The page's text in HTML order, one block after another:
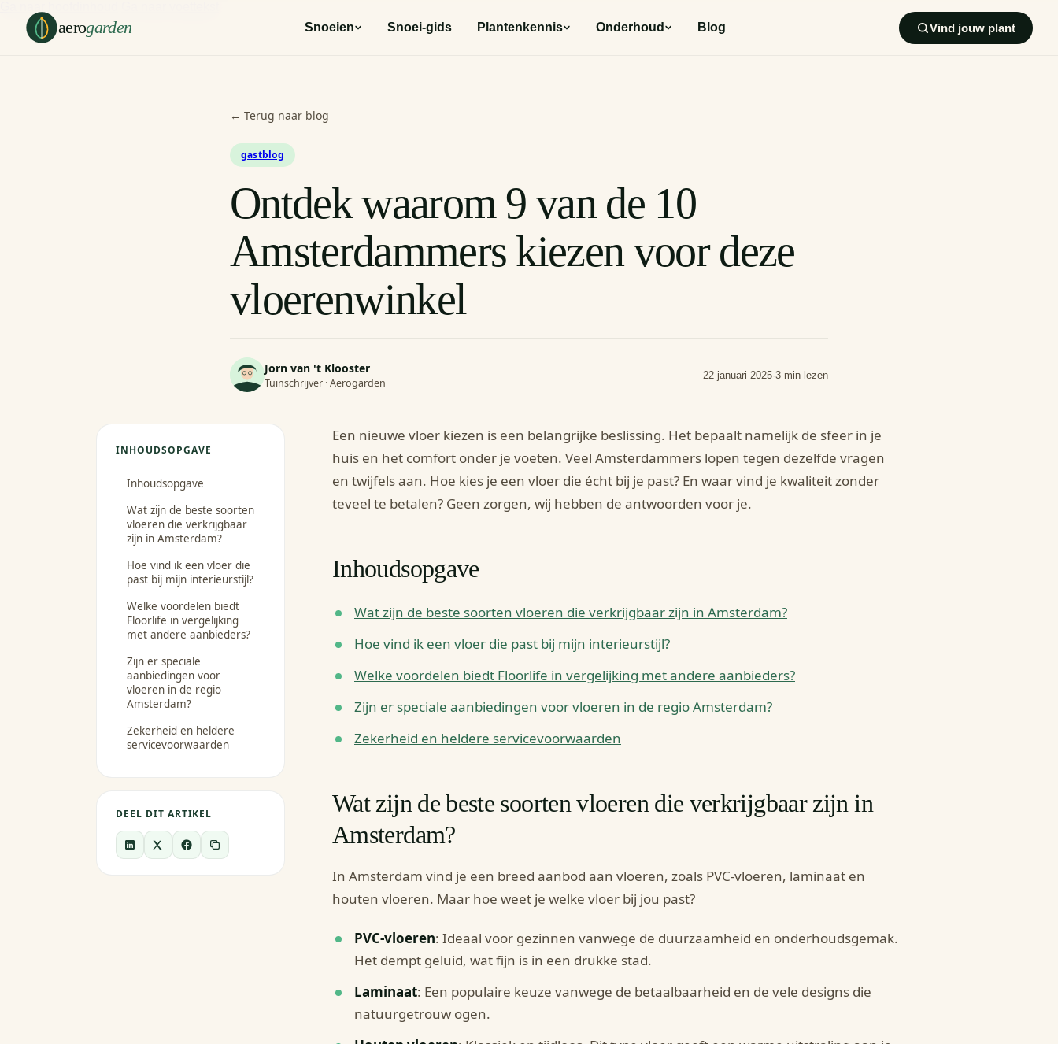
aerogarden Snoeien Snoei-gids Plantenkennis Onderhoud Blog Vind jouw plant
← Terug naar blog
gastblog
Ontdek waarom 9 van de 10
Amsterdammers kiezen voor deze
vloerenwinkel
Jorn van 't Klooster
Tuinschrijver · Aerogarden
22 januari 2025·3 min lezen
INHOUDSOPGAVE
Inhoudsopgave
Wat zijn de beste soorten
vloeren die verkrijgbaar
zijn in Amsterdam?
Hoe vind ik een vloer die
past bij mijn interieurstijl?
Welke voordelen biedt
Floorlife in vergelijking
met andere aanbieders?
Zijn er speciale
aanbiedingen voor
vloeren in de regio
Amsterdam?
Zekerheid en heldere
servicevoorwaarden
DEEL DIT ARTIKEL
Een nieuwe vloer kiezen is een belangrijke beslissing. Het bepaalt namelijk de sfeer in je
huis en het comfort onder je voeten. Veel Amsterdammers lopen tegen dezelfde vragen
en twijfels aan. Hoe kies je een vloer die écht bij je past? En waar vind je kwaliteit zonder
teveel te betalen? Geen zorgen, wij hebben de antwoorden voor je.
Inhoudsopgave
Wat zijn de beste soorten vloeren die verkrijgbaar zijn in Amsterdam?
Hoe vind ik een vloer die past bij mijn interieurstijl?
Welke voordelen biedt Floorlife in vergelijking met andere aanbieders?
Zijn er speciale aanbiedingen voor vloeren in de regio Amsterdam?
Zekerheid en heldere servicevoorwaarden
Wat zijn de beste soorten vloeren die verkrijgbaar zijn in
Amsterdam?
In Amsterdam vind je een breed aanbod aan vloeren, zoals PVC-vloeren, laminaat en
houten vloeren. Maar hoe weet je welke vloer bij jou past?
PVC-vloeren: Ideaal voor gezinnen vanwege de duurzaamheid en onderhoudsgemak.
Het dempt geluid, wat fijn is in een drukke stad.
Laminaat: Een populaire keuze vanwege de betaalbaarheid en de vele designs die
natuurgetrouw ogen.